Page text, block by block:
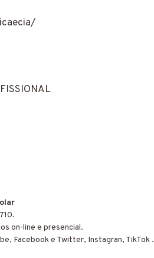
on-line e presencial.
Facebook e Twitter, Instagran, TikTok .